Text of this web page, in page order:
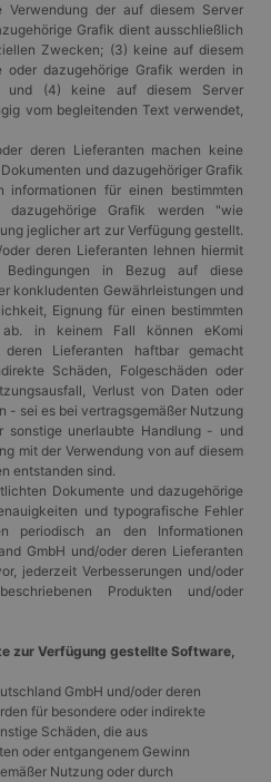
der auf diesem Server
Grafik dient ausschließlich
Zwecken; (3) keine auf diesem
oder dazugehörige Grafik werden in
und (4) keine auf diesem Server
vom begleitenden Text verwendet,
deren Lieferanten machen keine
und dazugehöriger Grafik
informationen für einen bestimmten
Grafik werden "wie
jeglicher art zur Verfügung gestellt.
deren Lieferanten lehnen hiermit
Bedingungen in Bezug auf diese
konkludenten Gewährleistungen und
Eignung für einen bestimmten
in keinem Fall können eKomi
Lieferanten haftbar gemacht
Schäden, Folgeschäden oder
Verlust von Daten oder
- sei es bei vertragsgemäßer Nutzung
sonstige unerlaubte Handlung - und
mit der Verwendung von auf diesem
entstanden sind.
Dokumente und dazugehörige
und typografische Fehler
periodisch an den Informationen
GmbH und/oder deren Lieferanten
jederzeit Verbesserungen und/oder
Produkten und/oder
zur Verfügung gestellte Software,
GmbH und/oder deren
für besondere oder indirekte
Schäden, die aus
oder entgangenem Gewinn
Nutzung oder durch